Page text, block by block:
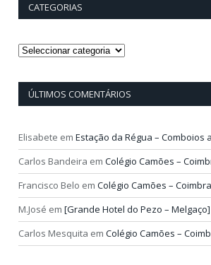
CATEGORIAS
Categorias
ÚLTIMOS COMENTÁRIOS
Elisabete em Estação da Régua – Comboios
Carlos Bandeira em Colégio Camões –
Francisco Belo em Colégio Camões – Coimbra
M.José em [Grande Hotel do Pezo – Melgaço]
Carlos Mesquita em Colégio Camões –